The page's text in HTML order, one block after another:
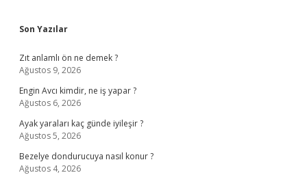
Sidebar
Son Yazılar
Zıt anlamlı ön ne demek ?
Ağustos 9, 2026
Engin Avcı kimdir, ne iş yapar ?
Ağustos 6, 2026
Ayak yaraları kaç günde iyileşir ?
Ağustos 5, 2026
Bezelye dondurucuya nasıl konur ?
Ağustos 4, 2026